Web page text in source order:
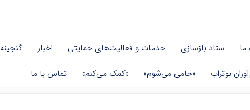
ما ستاد بازسازی خدمات و فعالیت‌های حمایتی اخبار
گنجینه
بوتراب
«حامی می‌شوم» «کمک می‌کنم» تماس با ما